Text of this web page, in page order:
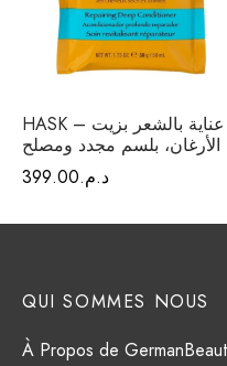
HASK – عناية بالشعر بزيت
الأرغان، بلسم مجدد ومصلح
د.م.399.00
QUI SOMMES NOUS
À Propos de